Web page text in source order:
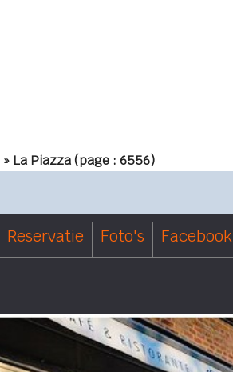
» La Piazza(page : 6556)
Reservatie Foto's Facebook